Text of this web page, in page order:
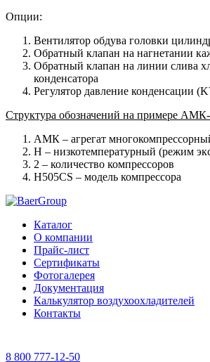
Опции:
Вентилятор обдува головки
Обратный клапан на нагнетании
Обратный клапан на линии слива
конденсатора
Регулятор давление конденсации
Структура обозначений на примере
AМК – агрегат
Н – низкотемпературный (режим
2 – количество компрессоров
H505CS – модель компрессора
Каталог
О компании
Прайс-лист
Сертификаты
Фотогалерея
Документация
Калькулятор воздухоохладителей
Контакты
8 800 777-12-50